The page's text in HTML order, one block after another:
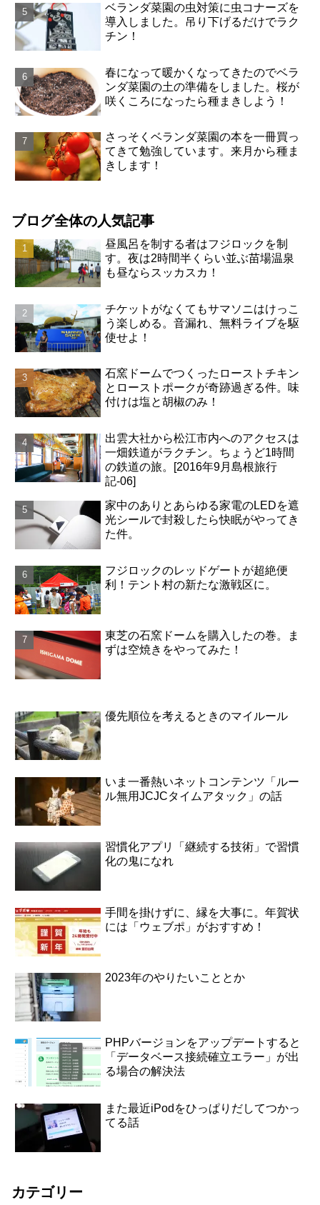
ベランダ菜園の虫対策に虫コナーズを
導入しました。吊り下げるだけでラク
チン！
春になって暖かくなってきたのでベラ
ンダ菜園の土の準備をしました。桜が
咲くころになったら種まきしよう！
さっそくベランダ菜園の本を一冊買っ
てきて勉強しています。来月から種ま
きします！
ブログ全体の人気記事
昼風呂を制する者はフジロックを制
す。夜は2時間半くらい並ぶ苗場温泉
も昼ならスッカスカ！
チケットがなくてもサマソニはけっこ
う楽しめる。音漏れ、無料ライブを駆
使せよ！
石窯ドームでつくったローストチキン
とローストポークが奇跡過ぎる件。味
付けは塩と胡椒のみ！
出雲大社から松江市内へのアクセスは
一畑鉄道がラクチン。ちょうど1時間
の鉄道の旅。[2016年9月島根旅行
記-06]
家中のありとあらゆる家電のLEDを遮
光シールで封殺したら快眠がやってき
た件。
フジロックのレッドゲートが超絶便
利！テント村の新たな激戦区に。
東芝の石窯ドームを購入したの巻。ま
ずは空焼きをやってみた！
優先順位を考えるときのマイルール
いま一番熱いネットコンテンツ「ルー
ル無用JCJCタイムアタック」の話
習慣化アプリ「継続する技術」で習慣
化の鬼になれ
手間を掛けずに、縁を大事に。年賀状
には「ウェブポ」がおすすめ！
2023年のやりたいこととか
PHPバージョンをアップデートすると
「データベース接続確立エラー」が出
る場合の解決法
また最近iPodをひっぱりだしてつかっ
てる話
カテゴリー